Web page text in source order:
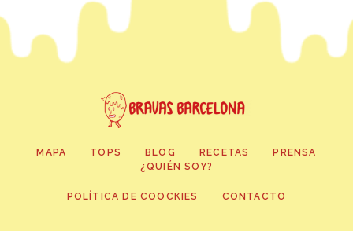
MAPA TOPS BLOG RECETAS
PRENSA
¿QUIÉN SOY?
POLÍTICA DE COOCKIES CONTACTO